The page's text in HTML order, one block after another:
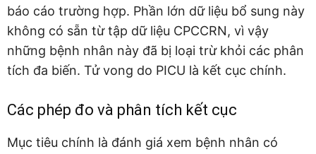
báo cáo trường hợp. Phần lớn dữ liệu bổ sung này
không có sẵn từ tập dữ liệu CPCCRN, vì vậy
những bệnh nhân này đã bị loại trừ khỏi các phân
tích đa biến. Tử vong do PICU là kết cục chính.
Các phép đo và phân tích kết cục
Mục tiêu chính là đánh giá xem bệnh nhân có